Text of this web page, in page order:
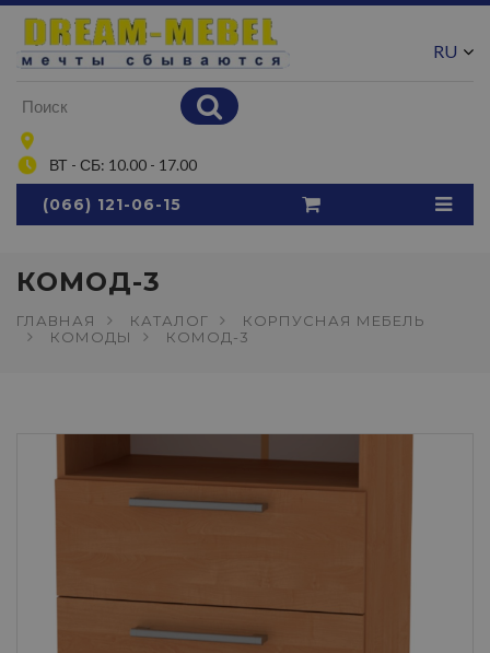
ВТ - СБ: 10.00 - 17.00
RU
(066) 121-06-15
КОМОД-3
ГЛАВНАЯ КАТАЛОГ
КОРПУСНАЯ МЕБЕЛЬ
КОМОДЫ
КОМОД-3